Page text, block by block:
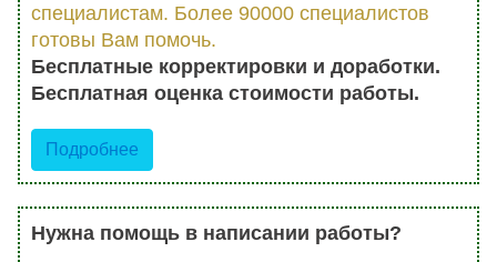
специалистам. Более 90000 специалистов
готовы Вам помочь.
Бесплатные корректировки и доработки.
Бесплатная оценка стоимости работы.
Подробнее
Нужна помощь в написании работы?